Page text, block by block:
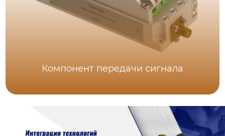
Компонент передачи сигнала